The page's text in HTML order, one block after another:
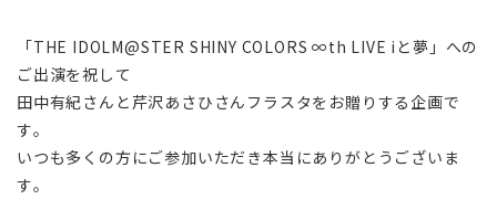
「THE IDOLM@STER SHINY COLORS ∞th LIVE iと夢」への
ご出演を祝して
田中有紀さんと芹沢あさひさんフラスタをお贈りする企画で
す。
いつも多くの方にご参加いただき本当にありがとうございま
す。